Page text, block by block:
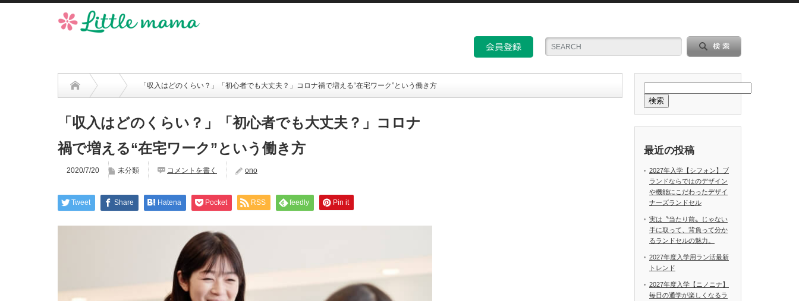
「収入はどのくらい？」「初心者でも大丈夫？」コロナ禍で増える“在宅ワーク”という働き方
「収入はどのくらい？」「初心者でも大丈夫？」コロナ
禍で増える“在宅ワーク”という働き方
2020/7/20 未分類 コメントを書く ono
Tweet Share Hatena Pocket RSS feedly Pin it
検索
最近の投稿
2027年入学【シフォン】ブ
ランドならではのデザイン
や機能にこだわったデザイ
ナーズランドセル
実は〝当たり前〟じゃない
手に取って、背負って分か
るランドセルの魅力。
2027年度入学用ラン活最新
トレンド
2027年度入学【ニノニナ】
毎日の通学が楽しくなるラ